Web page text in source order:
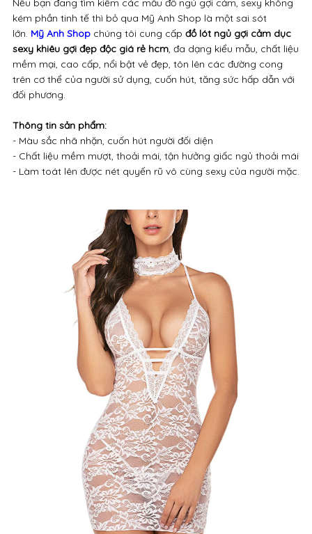
lợi
CHI TIẾT SẢN PHẨM
Đồ ngủ gợi cảm giá chỉ bằng 1/2 thị trường -
Nếu bạn đang tìm kiếm các mẫu đồ ngủ gợi cảm, sexy không
kém phần tinh tế thì bỏ qua Mỹ Anh Shop là một sai sót
lớn.Mỹ Anh Shopchúng tôi cung cấpđồ lót ngủ gợi cảm dục
mềm mại, cao cấp, nổi bật vẻ đẹp, tôn lên các đường cong
trên cơ thể của người sử dụng, cuốn hút, tăng sức hấp dẫn với
Thông tin sản phẩm:
- Màu sắc nhã nhặn, cuốn hút người đối diện
- Chất liệu mềm mượt, thoải mái, tận hưởng giấc ngủ thoải mái
- Làm toát lên được nét quyến rũ vô cùng sexy của người mặc.